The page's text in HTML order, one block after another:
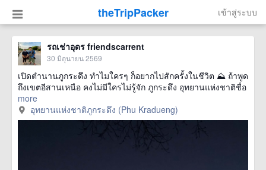
theTripPacker เข้าสู่ระบบ
รถเช่าอุดร friendscarrent
30 มิถุนายน 2569
เปิดตำนานภูกระดึง ทำไมใครๆ ก็อยากไปสักครั้งในชีวิต ⛰️ ถ้าพูด
ถึงเขตอีสานเหนือ คงไม่มีใครไม่รู้จัก ภูกระดึง อุทยานแห่งชาติชื่อ
more
อุทยานแห่งชาติภูกระดึง (Phu Kradueng)